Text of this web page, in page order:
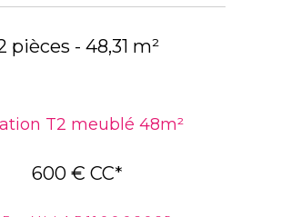
pièces - 48,31 m²
T2 meublé 48m²
600 € CC*